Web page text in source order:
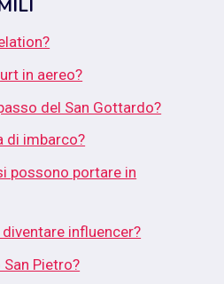
in aereo?
del San Gottardo?
di imbarco?
possono portare in
influencer?
Pietro?